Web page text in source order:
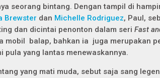
seorang bintang. Dengan tampil di
Brewster dan Michelle Rodriguez, Paul,
dan dicintai penonton dalam seri Fast
mobil balap, bahkan ia juga merupakan
pula yang lantas menewaskannya.
yang mati muda, sebut saja sang